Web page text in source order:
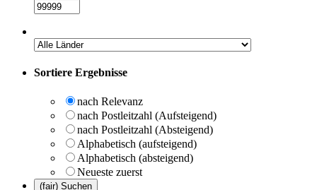
Sortiere Ergebnisse
nach Relevanz
nach Postleitzahl (Aufsteigend)
nach Postleitzahl (Absteigend)
Alphabetisch (aufsteigend)
Alphabetisch (absteigend)
Neueste zuerst